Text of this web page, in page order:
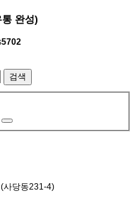
완성)
5702
검색
사당동231-4)